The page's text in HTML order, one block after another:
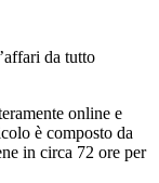
da tutto
online e
è composto da
in circa 72 ore per